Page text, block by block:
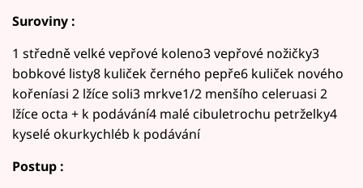
Suroviny :
1 středně velké vepřové koleno3 vepřové nožičky3
bobkové listy8 kuliček černého pepře6 kuliček nového
kořeníasi 2 lžíce soli3 mrkve1/2 menšího celeruasi 2
lžíce octa + k podávání4 malé cibuletrochu petrželky4
kyselé okurkychléb k podávání
Postup :